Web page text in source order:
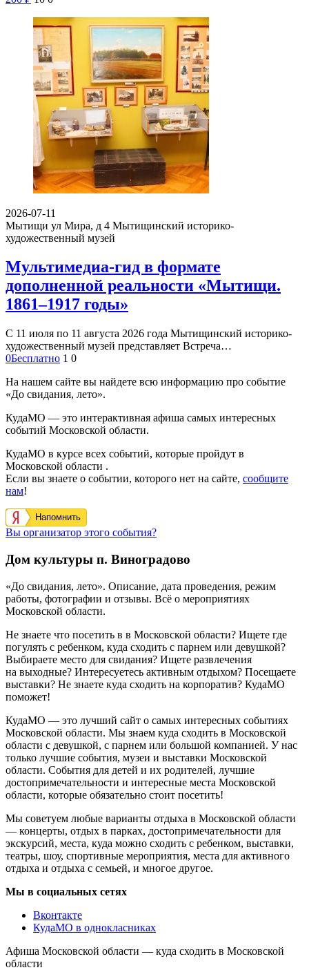
2026-07-11
Мытищи ул Мира, д 4 Мытищинский историко-
художественный музей
Мультимедиа-гид в формате
дополненной реальности «Мытищи.
1861–1917 годы»
С 11 июля по 11 августа 2026 года Мытищинский историко-
художественный музей представляет Встреча…
0Бесплатно 1 0
На нашем сайте вы найдете всю информацию про событие
«До свидания, лето».
КудаМО — это интерактивная афиша самых интересных
событий Московской области.
КудаМО в курсе всех событий, которые пройдут в
Московской области .
Если вы знаете о событии, которого нет на сайте, сообщите
нам!
Напомнить
Вы организатор этого события?
Дом культуры п. Виноградово
«До свидания, лето». Описание, дата проведения, режим
работы, фотографии и отзывы. Всё о мероприятиях
Московской области.
Не знаете что посетить в в Московской области? Ищете где
погулять с ребенком, куда сходить с парнем или девушкой?
Выбираете место для свидания? Ищете развлечения
на выходные? Интересуетесь активным отдыхом? Посещаете
выставки? Не знаете куда сходить на корпоратив? КудаМО
поможет!
КудаМО — это лучший сайт о самых интересных событиях
Московской области. Мы знаем куда сходить в Московской
области с девушкой, с парнем или большой компанией. У нас
только лучшие события, музеи и выставки Московской
области. События для детей и их родителей, лучшие
достопримечательности и интересные места Московской
области, которые обязательно стоит посетить!
Мы советуем любые варианты отдыха в Московской области
— концерты, отдых в парках, достопримечательности для
экскурсий, места, куда можно сходить с ребенком, выставки,
театры, шоу, спортивные мероприятия, места для активного
отдыха и отдыха с семьей, и многое другое.
Мы в социальных сетях
Вконтакте
КудаМО в однокласниках
Афиша Московской области — куда сходить в Московской
области